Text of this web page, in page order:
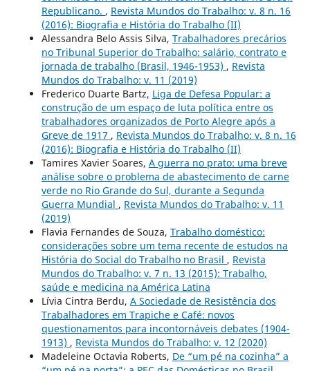
Republicano. , Revista Mundos do Trabalho: v. 8 n. 16
(2016): Biografia e História do Trabalho (II)
Alessandra Belo Assis Silva, Trabalhadores precários
no Tribunal Superior do Trabalho: salário, contrato e
jornada de trabalho (Brasil, 1946-1953) , Revista
Mundos do Trabalho: v. 11 (2019)
Frederico Duarte Bartz, Liga de Defesa Popular: a
construção de um espaço de luta política entre os
trabalhadores organizados de Porto Alegre após a
Greve de 1917 , Revista Mundos do Trabalho: v. 8 n. 16
(2016): Biografia e História do Trabalho (II)
Tamires Xavier Soares, A guerra no prato: uma breve
análise sobre o problema de abastecimento de carne
verde no Rio Grande do Sul, durante a Segunda
Guerra Mundial , Revista Mundos do Trabalho: v. 11
(2019)
Flavia Fernandes de Souza, Trabalho doméstico:
considerações sobre um tema recente de estudos na
História do Social do Trabalho no Brasil , Revista
Mundos do Trabalho: v. 7 n. 13 (2015): Trabalho,
saúde e medicina na América Latina
Lívia Cintra Berdu, A Sociedade de Resistência dos
Trabalhadores em Trapiche e Café: novos
questionamentos para incontornáveis debates (1904-
1913) , Revista Mundos do Trabalho: v. 12 (2020)
Madeleine Octavia Roberts, De “um pé na cozinha” a